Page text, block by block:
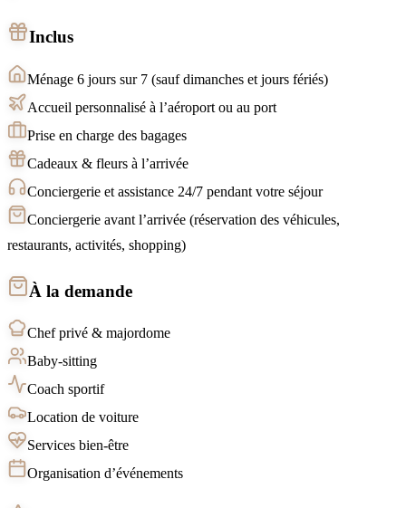
Inclus
Ménage 6 jours sur 7 (sauf dimanches et jours fériés)
Accueil personnalisé à l’aéroport ou au port
Prise en charge des bagages
Cadeaux & fleurs à l’arrivée
Conciergerie et assistance 24/7 pendant votre séjour
Conciergerie avant l’arrivée (réservation des véhicules,
restaurants, activités, shopping)
À la demande
Chef privé & majordome
Baby-sitting
Coach sportif
Location de voiture
Services bien-être
Organisation d’événements